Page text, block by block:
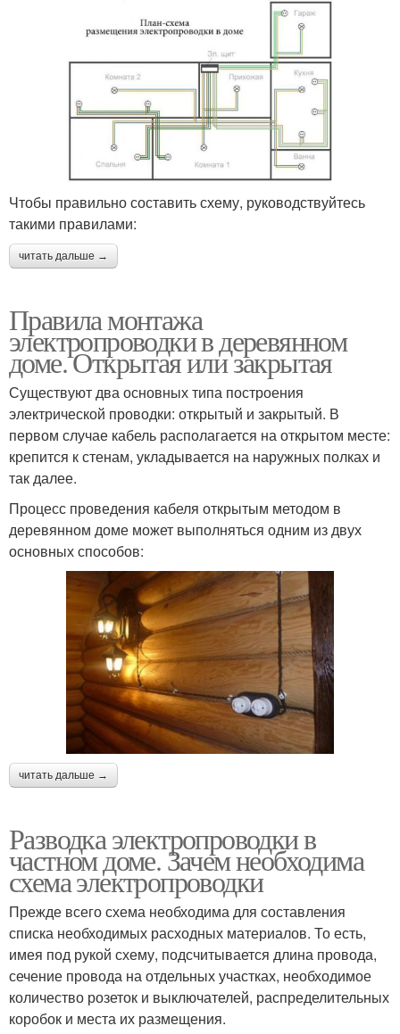
Чтобы правильно составить схему, руководствуйтесь
такими правилами:
читать дальше →
Правила монтажа
электропроводки в деревянном
доме. Открытая или закрытая
Существуют два основных типа построения
электрической проводки: открытый и закрытый. В
первом случае кабель располагается на открытом месте:
крепится к стенам, укладывается на наружных полках и
так далее.
Процесс проведения кабеля открытым методом в
деревянном доме может выполняться одним из двух
основных способов:
читать дальше →
Разводка электропроводки в
частном доме. Зачем необходима
схема электропроводки
Прежде всего схема необходима для составления
списка необходимых расходных материалов. То есть,
имея под рукой схему, подсчитывается длина провода,
сечение провода на отдельных участках, необходимое
количество розеток и выключателей, распределительных
коробок и места их размещения.